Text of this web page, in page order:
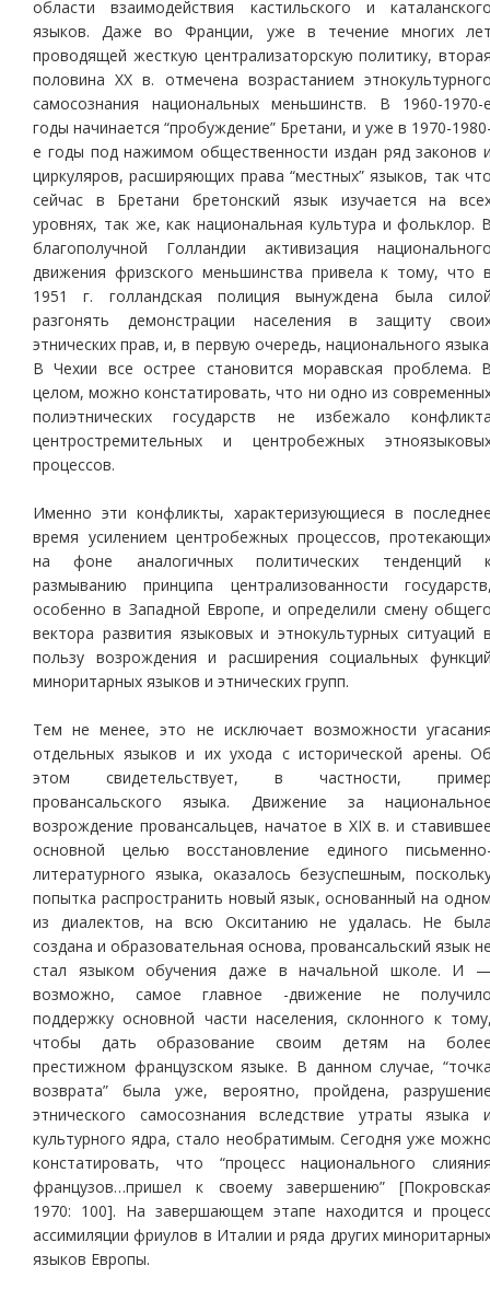
области взаимодействия кастильского и
языков. Даже во Франции, уже в течение многих
проводящей жесткую централизаторскую политику,
половина ХХ в. отмечена возрастанием
самосознания национальных меньшинств. В 1960-1970-
годы начинается “пробуждение” Бретани, и уже в 1970-
е годы под нажимом общественности издан ряд законов
циркуляров, расширяющих права “местных” языков, так
сейчас в Бретани бретонский язык изучается на
уровнях, так же, как национальная культура и фольклор.
благополучной Голландии активизация
движения фризского меньшинства привела к тому, что
1951 г. голландская полиция вынуждена была
разгонять демонстрации населения в защиту
этнических прав, и, в первую очередь, национального
В Чехии все острее становится моравская проблема.
целом, можно констатировать, что ни одно из
полиэтнических государств не избежало
центростремительных и центробежных
процессов.
Именно эти конфликты, характеризующиеся в
время усилением центробежных процессов,
на фоне аналогичных политических тенденций
размыванию принципа централизованности
особенно в Западной Европе, и определили смену
вектора развития языковых и этнокультурных ситуаций
пользу возрождения и расширения социальных
миноритарных языков и этнических групп.
Тем не менее, это не исключает возможности
отдельных языков и их ухода с исторической арены.
этом свидетельствует, в частности,
провансальского языка. Движение за
возрождение провансальцев, начатое в XIX в. и
основной целью восстановление единого
литературного языка, оказалось безуспешным,
попытка распространить новый язык, основанный на
из диалектов, на всю Окситанию не удалась. Не
создана и образовательная основа, провансальский язык
стал языком обучения даже в начальной школе. И
возможно, самое главное -движение не
поддержку основной части населения, склонного к
чтобы дать образование своим детям на
престижном французском языке. В данном случае,
возврата” была уже, вероятно, пройдена,
этнического самосознания вследствие утраты языка
культурного ядра, стало необратимым. Сегодня уже
констатировать, что “процесс национального
французов…пришел к своему завершению”
1970: 100]. На завершающем этапе находится и
ассимиляции фриулов в Италии и ряда других
языков Европы.